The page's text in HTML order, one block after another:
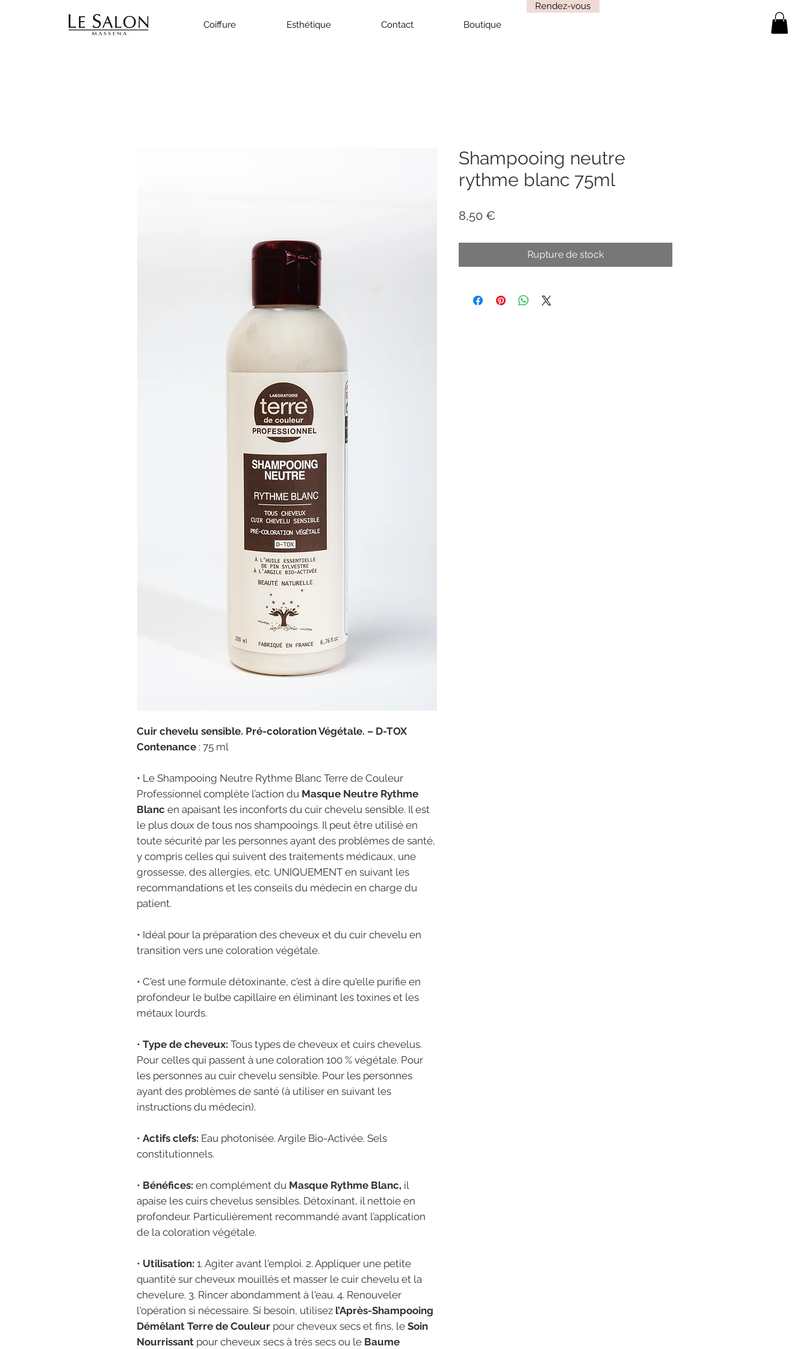
Rendez-vous
Coiffure
Esthétique Contact Boutique
Cuir chevelu sensible. Pré-coloration Végétale. – D-TOX
Contenance : 75 ml
• Le Shampooing Neutre Rythme Blanc Terre de Couleur
Professionnel complète l’action du Masque Neutre Rythme
Blanc en apaisant les inconforts du cuir chevelu sensible. Il est
le plus doux de tous nos shampooings. Il peut être utilisé en
toute sécurité par les personnes ayant des problèmes de santé,
y compris celles qui suivent des traitements médicaux, une
grossesse, des allergies, etc. UNIQUEMENT en suivant les
recommandations et les conseils du médecin en charge du
patient.
• Idéal pour la préparation des cheveux et du cuir chevelu en
transition vers une coloration végétale.
• C'est une formule détoxinante, c'est à dire qu'elle purifie en
profondeur le bulbe capillaire en éliminant les toxines et les
métaux lourds.
• Type de cheveux: Tous types de cheveux et cuirs chevelus.
Pour celles qui passent à une coloration 100 % végétale. Pour
les personnes au cuir chevelu sensible. Pour les personnes
ayant des problèmes de santé (à utiliser en suivant les
instructions du médecin).
• Actifs clefs: Eau photonisée. Argile Bio-Activée. Sels
constitutionnels.
• Bénéfices: en complément du Masque Rythme Blanc, il
apaise les cuirs chevelus sensibles. Détoxinant, il nettoie en
profondeur. Particulièrement recommandé avant l’application
de la coloration végétale.
• Utilisation: 1. Agiter avant l'emploi. 2. Appliquer une petite
quantité sur cheveux mouillés et masser le cuir chevelu et la
chevelure. 3. Rincer abondamment à l'eau. 4. Renouveler
l'opération si nécessaire. Si besoin, utilisez l’Après-Shampooing
Démêlant Terre de Couleur pour cheveux secs et fins, le Soin
Nourrissant pour cheveux secs à très secs ou le Baume
Shampooing neutre
rythme blanc 75ml
8,50 €
Rupture de stock